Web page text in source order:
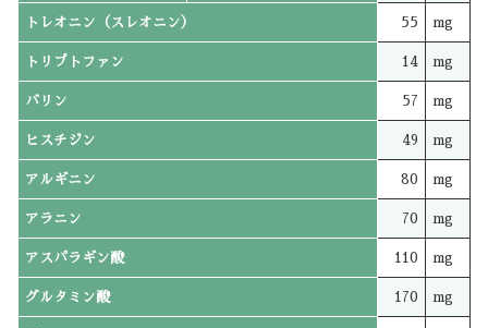
トレオニン（スレオニン） 55 mg
トリプトファン 14 mg
バリン 57 mg
ヒスチジン 49 mg
アルギニン 80 mg
アラニン 70 mg
アスパラギン酸 110 mg
グルタミン酸 170 mg